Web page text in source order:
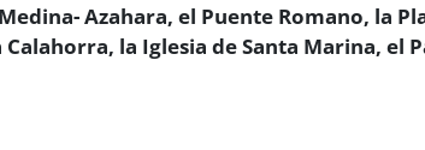
Azahara, el Puente Romano, la
la Iglesia de Santa Marina, el